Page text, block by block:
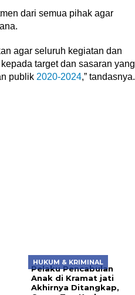
dari semua pihak agar
agar seluruh kegiatan dan
target dan sasaran yang
publik 2020-2024,” tandasnya.
HUKUM & KRIMINAL
Pelaku Pencabulan
Anak di Kramat jati
Akhirnya Ditangkap,